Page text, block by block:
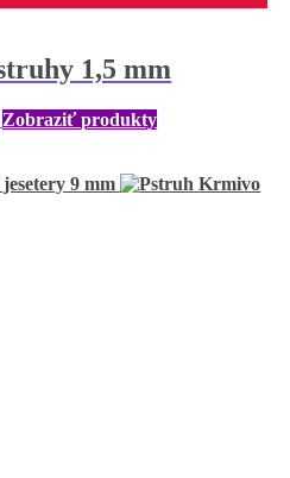
1,5 mm
Zobraziť produkty
9 mm
Krmivo